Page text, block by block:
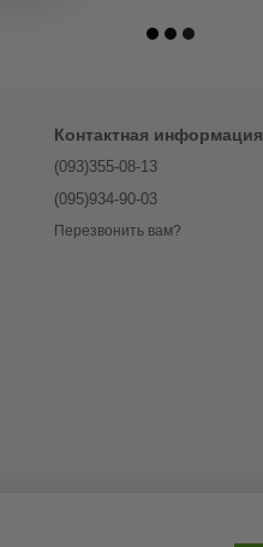
Контактная информация
(093)355-08-13
(095)934-90-03
Перезвонить вам?